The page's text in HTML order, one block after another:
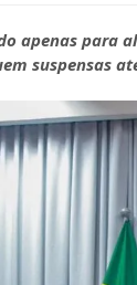
apenas para
suspensas